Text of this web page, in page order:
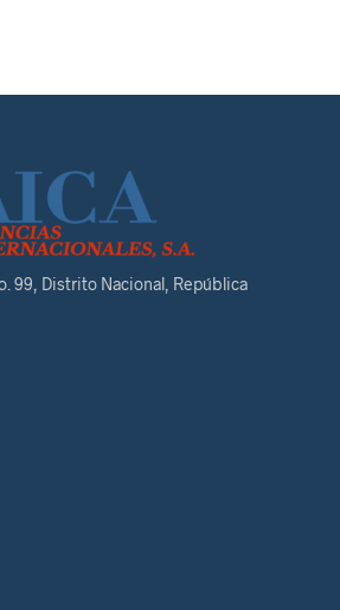
99, Distrito Nacional, República